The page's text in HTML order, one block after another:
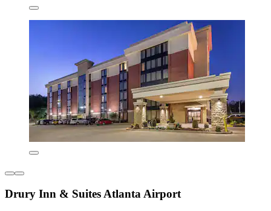
Drury Inn & Suites Atlanta Airport